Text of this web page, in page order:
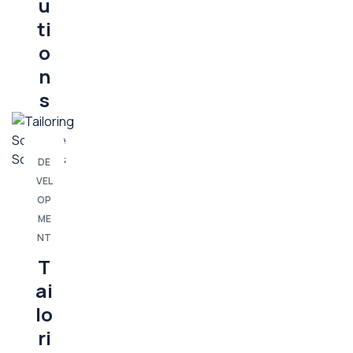
ti
o
n
s
DE
VEL
OP
ME
NT
T
ai
lo
ri